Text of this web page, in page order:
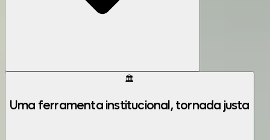
🏛️
Uma ferramenta institucional, tornada justa